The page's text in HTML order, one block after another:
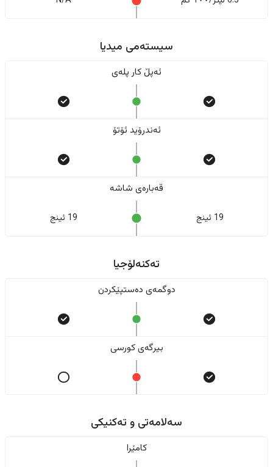
سیستەمی میدیا
ئەپڵ کار پلەی
ئەندرۆید ئۆتۆ
قەبارەی شاشە
19 ئینج 19 ئینج
تەکنەلۆجیا
دوگمەی دەستپێکردن
بیرگەی کورسی
سەلامەتی و تەکنیکی
کامێرا